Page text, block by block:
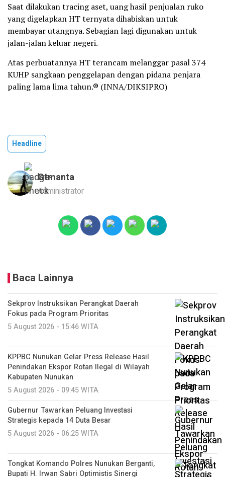
Saat dilakukan tracing aset, uang hasil penjualan ruko
yang digelapkan HT ternyata dihabiskan untuk
membayar utangnya. Sebagian lagi digunakan untuk
jalan-jalan keluar negeri.
Atas perbuatannya HT terancam melanggar pasal 374
KUHP sangkaan penggelapan dengan pidana penjara
paling lama lima tahun.® (INNA/DIKSIPRO)
Headline
Gtmanta
Administrator
Baca Lainnya
Sekprov Instruksikan Perangkat Daerah
Fokus pada Program Prioritas
5 August 2026 - 15:46 WITA
KPPBC Nunukan Gelar Press Release Hasil
Penindakan Ekspor Rotan Ilegal di Wilayah
Kabupaten Nunukan
5 August 2026 - 09:45 WITA
Gubernur Tawarkan Peluang Investasi
Strategis kepada 14 Duta Besar
5 August 2026 - 06:25 WITA
Tongkat Komando Polres Nunukan Berganti,
Bupati H. Irwan Sabri Optimistis Sinergi